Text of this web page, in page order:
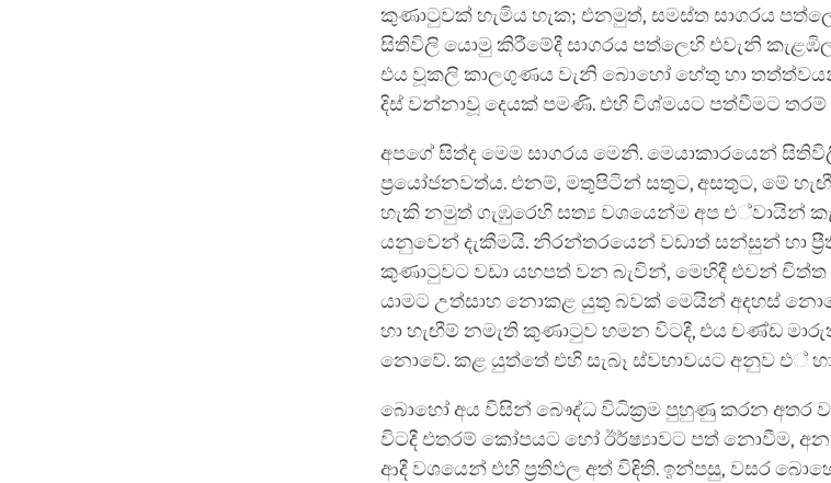
කුණාටුවක් හැමිය හැක; එනමුත්, සමස්ත සාගරය
සිතිවිලි යොමු කිරීමේදී සාගරය පත්ලෙහි එවැනි
එය වූකලි කාලගුණය වැනි බොහෝ හේතු හා
දිස් වන්නාවූ දෙයක් පමණි. එහි විශ්මයට පත්වීමට
අපගේ සිත්ද මෙම සාගරය මෙනි. මෙයාකාරයෙන්
ප්‍රයෝජනවත්ය. එනම්, මතුපිටින් සතුට, අසතුට, මේ
හැකි නමුත් ගැඹුරෙහි සත්‍ය වශයෙන්ම අප එ්වායින්
යනුවෙන් දැකීමයි. නිරන්තරයෙන් වඩාත් සන්සුන් හා
කුණාටුවට වඩා යහපත් වන බැවින්, මෙහිදී එවන්
යාමට උත්සාහ නොකළ යුතු බවක් මෙයින් අදහස්
හා හැඟීම් නමැති කුණාටුව හමන විටදී, එය චණ්ඩ
නොවේ. කළ යුත්තේ එහි සැබෑ ස්වභාවයට අනුව එ්
බො‌හෝ අය විසින් බෞද්ධ විධික්‍රම පුහුණු කරන අතර
විටදී එතරම් කෝපයට හෝ ඊර්ෂ්‍යාවට පත් නොවීම,
ආදී වශයෙන් එහි ප්‍රතිඵල අත් විඳිති. ඉන්පසු, වසර